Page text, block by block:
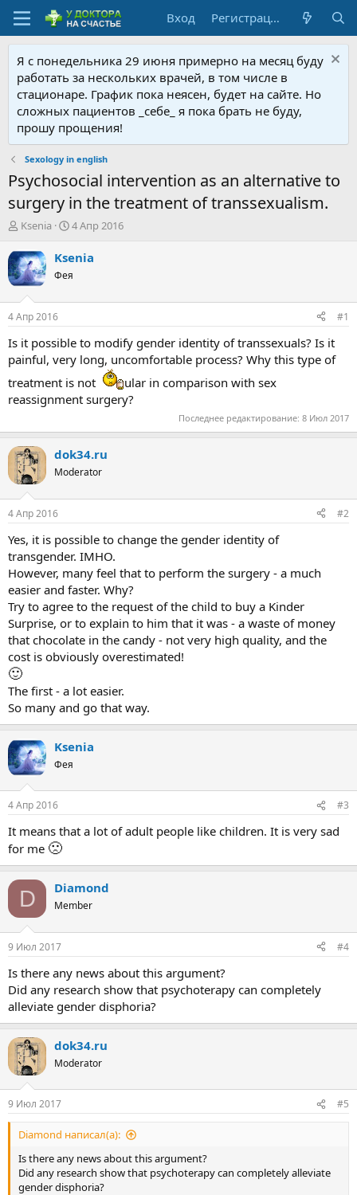
Вход Регистрация
Я с понедельника 29 июня примерно на месяц буду
работать за нескольких врачей, в том числе в
стационаре. График пока неясен, будет на сайте. Но
сложных пациентов _себе_ я пока брать не буду,
прошу прощения!
Sexology in english
Psychosocial intervention as an alternative to
surgery in the treatment of transsexualism.
А
т
о
р
т
м
ы
Ksenia
Д
т
н
а
л
4 Апр 2016
Ksenia
Фея
4 Апр 2016 #1
Is it possible to modify gender identity of transsexuals? Is it
painful, very long, uncomfortable process? Why this type of
treatment is not
ular in comparison with sex
reassignment surgery?
Последнее редактирование: 8 Июл 2017
dok34.ru
Moderator
4 Апр 2016 #2
Yes, it is possible to change the gender identity of
transgender. IMHO.
However, many feel that to perform the surgery - a much
easier and faster. Why?
Try to agree to the request of the child to buy a Kinder
Surprise, or to explain to him that it was - a waste of money
that chocolate in the candy - not very high quality, and the
cost is obviously overestimated!
🙂
The first - a lot easier.
So many and go that way.
Ksenia
Фея
4 Апр 2016 #3
It means that a lot of adult people like children. It is very sad
for me 🙁
D Diamond
Member
9 Июл 2017 #4
Is there any news about this argument?
Did any research show that psychoterapy can completely
alleviate gender disphoria?
dok34.ru
Moderator
9 Июл 2017 #5
Diamond написал(а):
Is there any news about this argument?
Did any research show that psychoterapy can completely alleviate
gender disphoria?